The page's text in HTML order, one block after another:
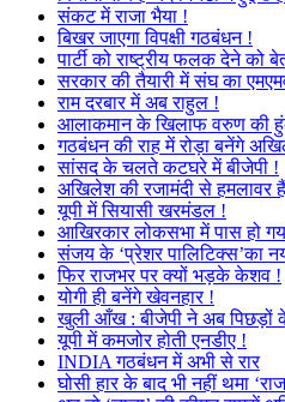
संकट में राजा भैया !
बिखर जाएगा विपक्षी गठबंधन !
पार्टी को राष्ट्रीय फलक देने को
सरकार की तैयारी में संघ का
राम दरबार में अब राहुल !
आलाकमान के खिलाफ वरुण की
गठबंधन की राह में रोड़ा बनेंगे
सांसद के चलते कटघरे में बीजेपी !
अखिलेश की रजामंदी से हमलावर हैं
यूपी में सियासी खरमंडल !
आखिरकार लोकसभा में पास हो
संजय के ‘प्रेशर पालिटिक्स’का
फिर राजभर पर क्यों भड़के केशव !
योगी ही बनेंगे खेवनहार !
खुली आँख : बीजेपी ने अब पिछड़ों
यूपी में कमजोर होती एनडीए !
INDIA गठबंधन में अभी से रार
घोसी हार के बाद भी नहीं थमा